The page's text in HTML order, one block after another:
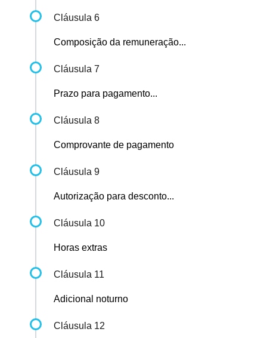
Cláusula 6
Composição da remuneração...
Cláusula 7
Prazo para pagamento...
Cláusula 8
Comprovante de pagamento
Cláusula 9
Autorização para desconto...
Cláusula 10
Horas extras
Cláusula 11
Adicional noturno
Cláusula 12